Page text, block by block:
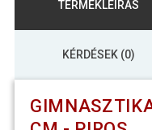
TERMÉKLEÍRÁS
KÉRDÉSEK (0)